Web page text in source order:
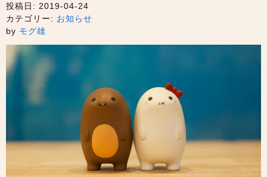
投稿日: 2019-04-24
カテゴリー: お知らせ
by モグ雄